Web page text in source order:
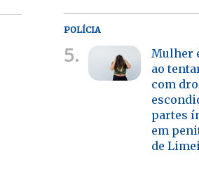
POLÍCIA
5.
Mulher
ao
com
partes
em
de